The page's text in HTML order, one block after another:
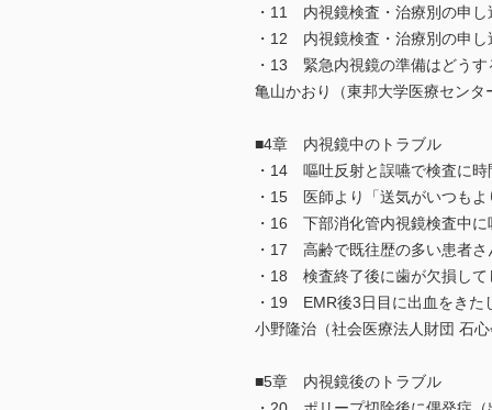
・11 内視鏡検査・治療別の申
・12 内視鏡検査・治療別の申
・13 緊急内視鏡の準備はどうす
亀山かおり（東邦大学医療センタ
■4章 内視鏡中のトラブル
・14 嘔吐反射と誤嚥で検査に時
・15 医師より「送気がいつもよ
・16 下部消化管内視鏡検査中に
・17 高齢で既往歴の多い患者さ
・18 検査終了後に歯が欠損して
・19 EMR後3日目に出血をきた
小野隆治（社会医療法人財団 石
■5章 内視鏡後のトラブル